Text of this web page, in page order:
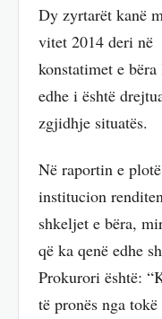
Dy zyrtarët kanë
vitet 2014 deri
konstatimet e
edhe i është
zgjidhje situatës.
Në raportin e
institucion
shkeljet e bëra,
që ka qenë edhe
Prokurori është:
të pronës nga